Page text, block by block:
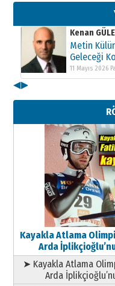
11 Mayıs 2026
Kenan
Metin
Geleceği
11 Mayıs 2026
Metin
Geleceği
11 Mayıs 2026
◀▶
Kayakla Atlama
Arda
➤ Kayakla Atlama
Arda